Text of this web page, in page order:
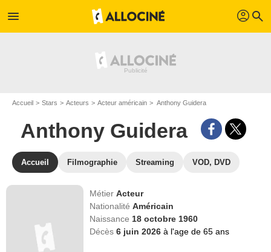
menu profil search
Accueil Stars Acteurs Acteur américain Anthony Guidera
Anthony Guidera
Accueil Filmographie Streaming VOD, DVD
MétierActeur
NationalitéAméricain
Naissance 18 octobre 1960
Décès6 juin 2026à l'age de 65 ans